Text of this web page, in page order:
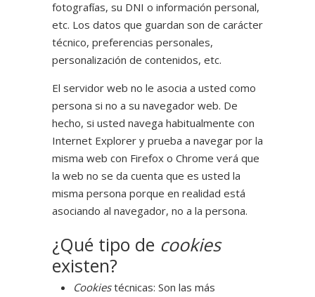
fotografías, su DNI o información personal,
etc. Los datos que guardan son de carácter
técnico, preferencias personales,
personalización de contenidos, etc.
El servidor web no le asocia a usted como
persona si no a su navegador web. De
hecho, si usted navega habitualmente con
Internet Explorer y prueba a navegar por la
misma web con Firefox o Chrome verá que
la web no se da cuenta que es usted la
misma persona porque en realidad está
asociando al navegador, no a la persona.
¿Qué tipo de cookies
existen?
Cookiestécnicas: Son las más